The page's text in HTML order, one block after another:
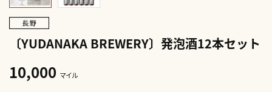
〔YUDANAKA BREWERY〕発泡酒12本セット
10,000 マイル